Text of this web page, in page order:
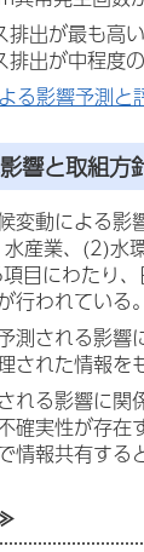
出が最も高
出が中程度
る影響予測
響と取組方
候変動による
水産業、(2)
目にわたり
行われている。
測される影響
された情報を
れる影響に関
確実性が存
情報共有する